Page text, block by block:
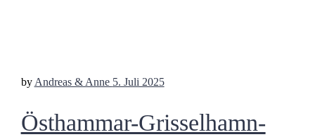
by Andreas & Anne 5. Juli 2025
Östhammar-Grisselhamn-